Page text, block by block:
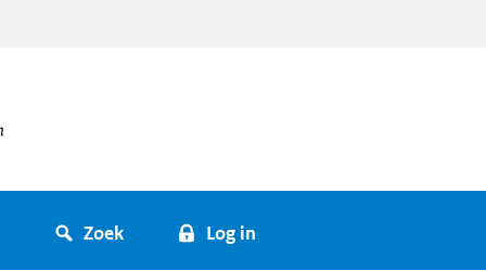
Zoek Log in